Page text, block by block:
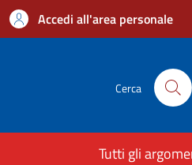
Accedi all'area personale
Cerca
Tutti gli